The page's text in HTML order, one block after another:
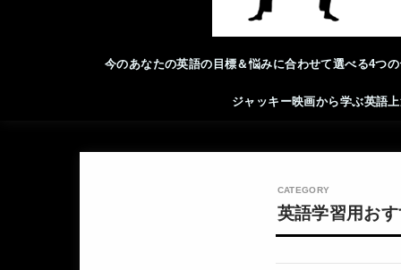
今のあなたの英語の目標＆悩みに合わせて選べる4つ
ジャッキー映画から学ぶ英語
英語学習用お